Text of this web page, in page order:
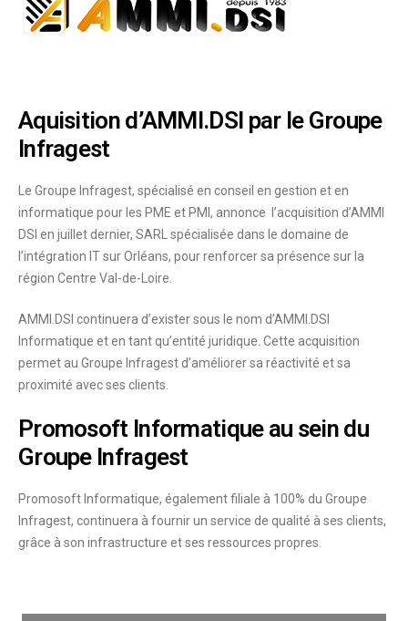
Aquisition d’AMMI.DSI par le Groupe
Infragest
Le Groupe Infragest, spécialisé en conseil en gestion et en
informatique pour les PME et PMI, annonce l’acquisition d’AMMI
DSI en juillet dernier, SARL spécialisée dans le domaine de
l’intégration IT sur Orléans, pour renforcer sa présence sur la
région Centre Val-de-Loire.
AMMI.DSI continuera d’exister sous le nom d’AMMI.DSI
Informatique et en tant qu’entité juridique. Cette acquisition
permet au Groupe Infragest d’améliorer sa réactivité et sa
proximité avec ses clients.
Promosoft Informatique au sein du
Groupe Infragest
Promosoft Informatique, également filiale à 100% du Groupe
Infragest, continuera à fournir un service de qualité à ses clients,
grâce à son infrastructure et ses ressources propres.